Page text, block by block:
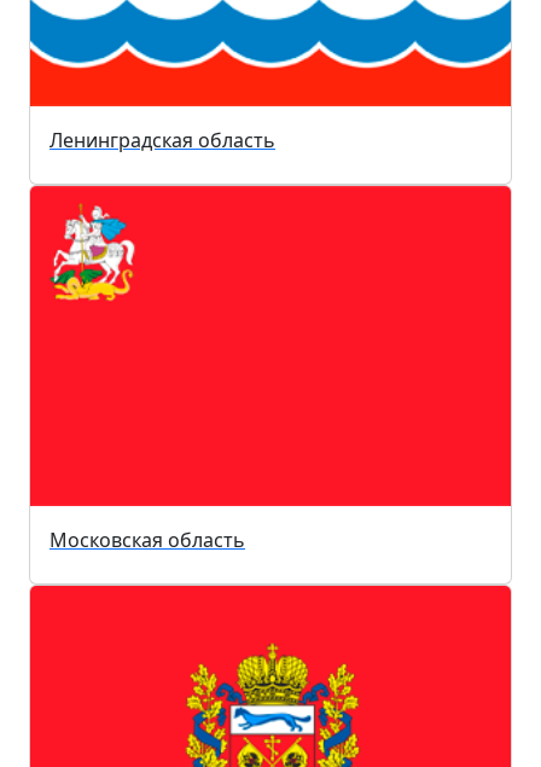
Ленинградская область
Московская область